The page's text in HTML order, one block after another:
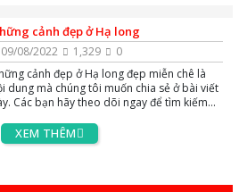
cảnh đẹp ở Hạ long
09/08/2022 1,329
0
cảnh đẹp ở Hạ long đẹp miễn chê là
dung mà chúng tôi muốn chia sẻ ở bài viết
Các bạn hãy theo dõi ngay để tìm kiếm
XEM THÊM